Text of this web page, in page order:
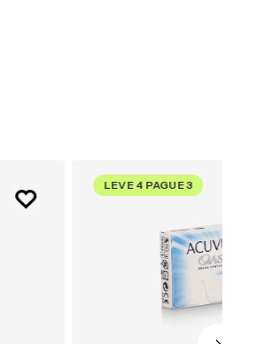
LEVE 4 PAGUE 3